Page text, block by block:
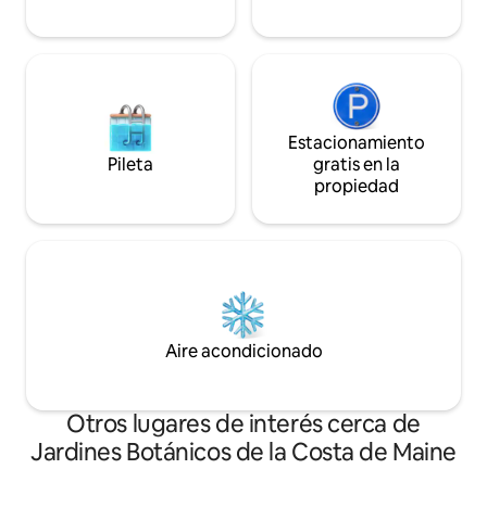
Pileta
Estacionamiento
gratis en la
propiedad
Aire acondicionado
Otros lugares de interés cerca de
Jardines Botánicos de la Costa de Maine